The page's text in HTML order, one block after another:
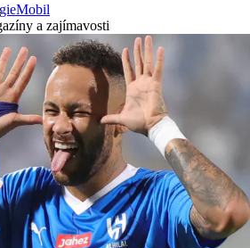
Mobil
a zajímavosti